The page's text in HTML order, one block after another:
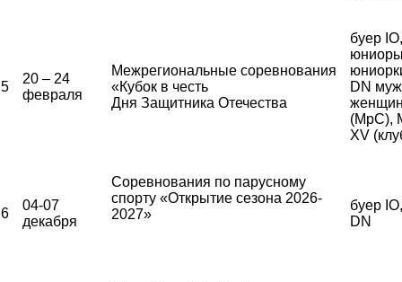
5
20 – 24
февраля
Межрегиональные соревнования
«Кубок в честь
Дня Защитника Отечества
буер
DN
(МрС),
XV
6
04-07
декабря
Соревнования по парусному
спорту «Открытие сезона 2026-
2027»
буер
DN